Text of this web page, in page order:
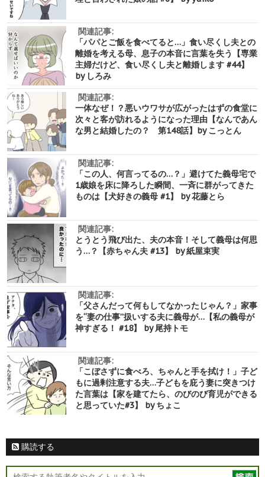
関連記事:
「パパとご飯を食べてると…」食い尽くし夫との
離婚を考える母、息子の本音に言葉を失う【専業
主婦だけど、食い尽くし夫と離婚します #44】
by しろみ
関連記事:
一体なぜ！？悪いウワサが広がったはずの食堂に
次々と客が訪れるようになった理由【なんであん
な男と結婚したの？ 第148話】by こっとん
関連記事:
「この人、何言ってるの…？」避けてた義母宅で
1歳娘を床に降ろした瞬間、一斉に群がってきた
ものは【犬好きの義母 #1】 by 花藤とら
関連記事:
とうとう飛び出た、夫の本音！そして義母は何思
う…？【赤ちゃん夫 #13】 by 紙屋束実
関連記事:
「父さんだって何もしてなかったじゃん？」家事
を“妻の仕事”扱いする夫に義母が…【私の義母が
神すぎる！ #18】 by 尾持トモ
関連記事:
「こぼさずに食べろ、ちゃんと手を拭け！」子ど
もに過剰注意する夫…子どもを庇う妻に突きつけ
た言葉は【家を建てたら、のびのび育児ができる
と思っていた#3】 by ちょこ
購読する